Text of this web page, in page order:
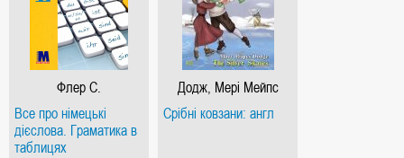
Флер С.
Все про німецькі
дієслова. Граматика в
таблицях
Додж, Мері Мейпс
Срібні ковзани: англ